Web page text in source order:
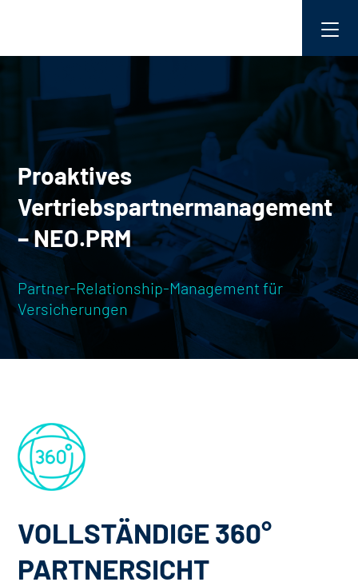
Proaktives
Vertriebspartnermanagement
– NEO.PRM
Partner-Relationship-Management für
Versicherungen
VOLLSTÄNDIGE 360°
PARTNERSICHT